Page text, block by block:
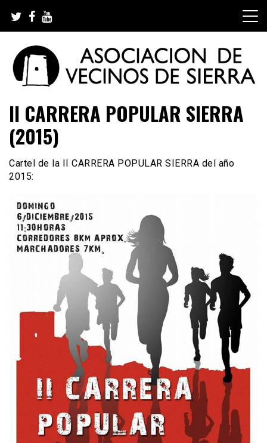
content
Asociación de Vecinos de Sierra
II CARRERA POPULAR SIERRA
(2015)
Cartel de la II CARRERA POPULAR SIERRA del año
2015: